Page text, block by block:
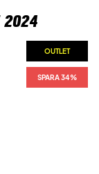
OUTLET
SPARA 34%
OUTLET
SPARA 34%
OUTLET
SPARA 34%
OUTLET
SPARA 34%
OUTLET
SPARA 34%